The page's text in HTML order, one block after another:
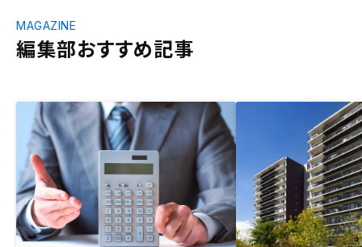
編集部おすすめ記事
MAGAZINE